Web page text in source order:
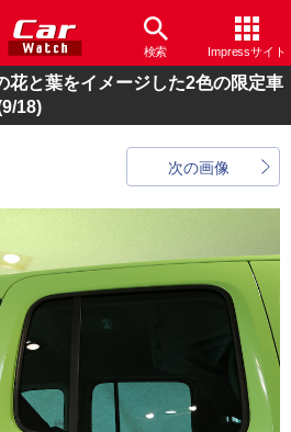
検索 Impressサイト
花と葉をイメージした2色の限定車
18)
次の画像